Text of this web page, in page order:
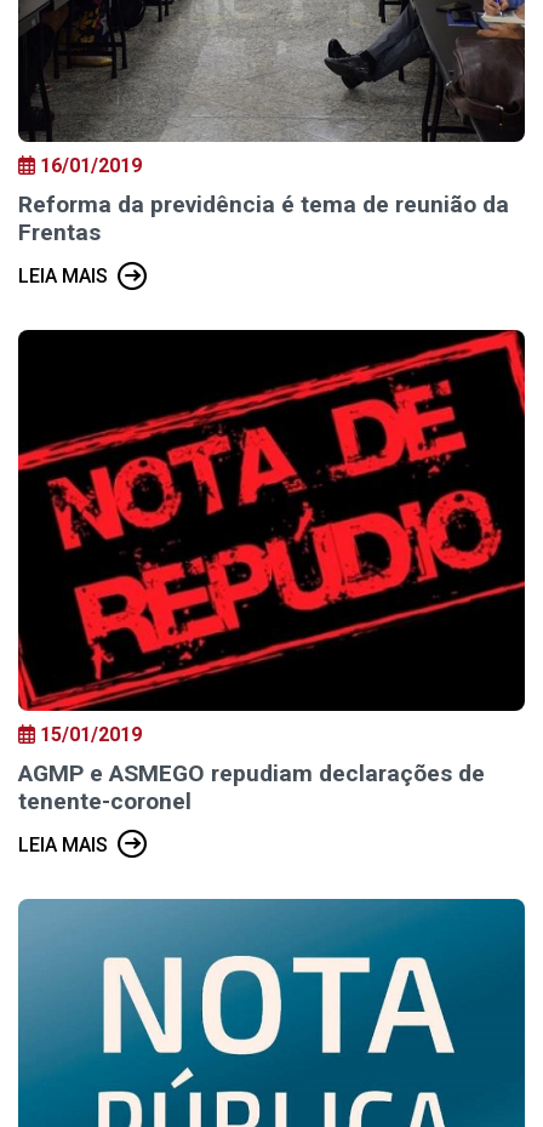
16/01/2019
Reforma da previdência é tema de reunião da
Frentas
LEIA MAIS
15/01/2019
AGMP e ASMEGO repudiam declarações de
tenente-coronel
LEIA MAIS